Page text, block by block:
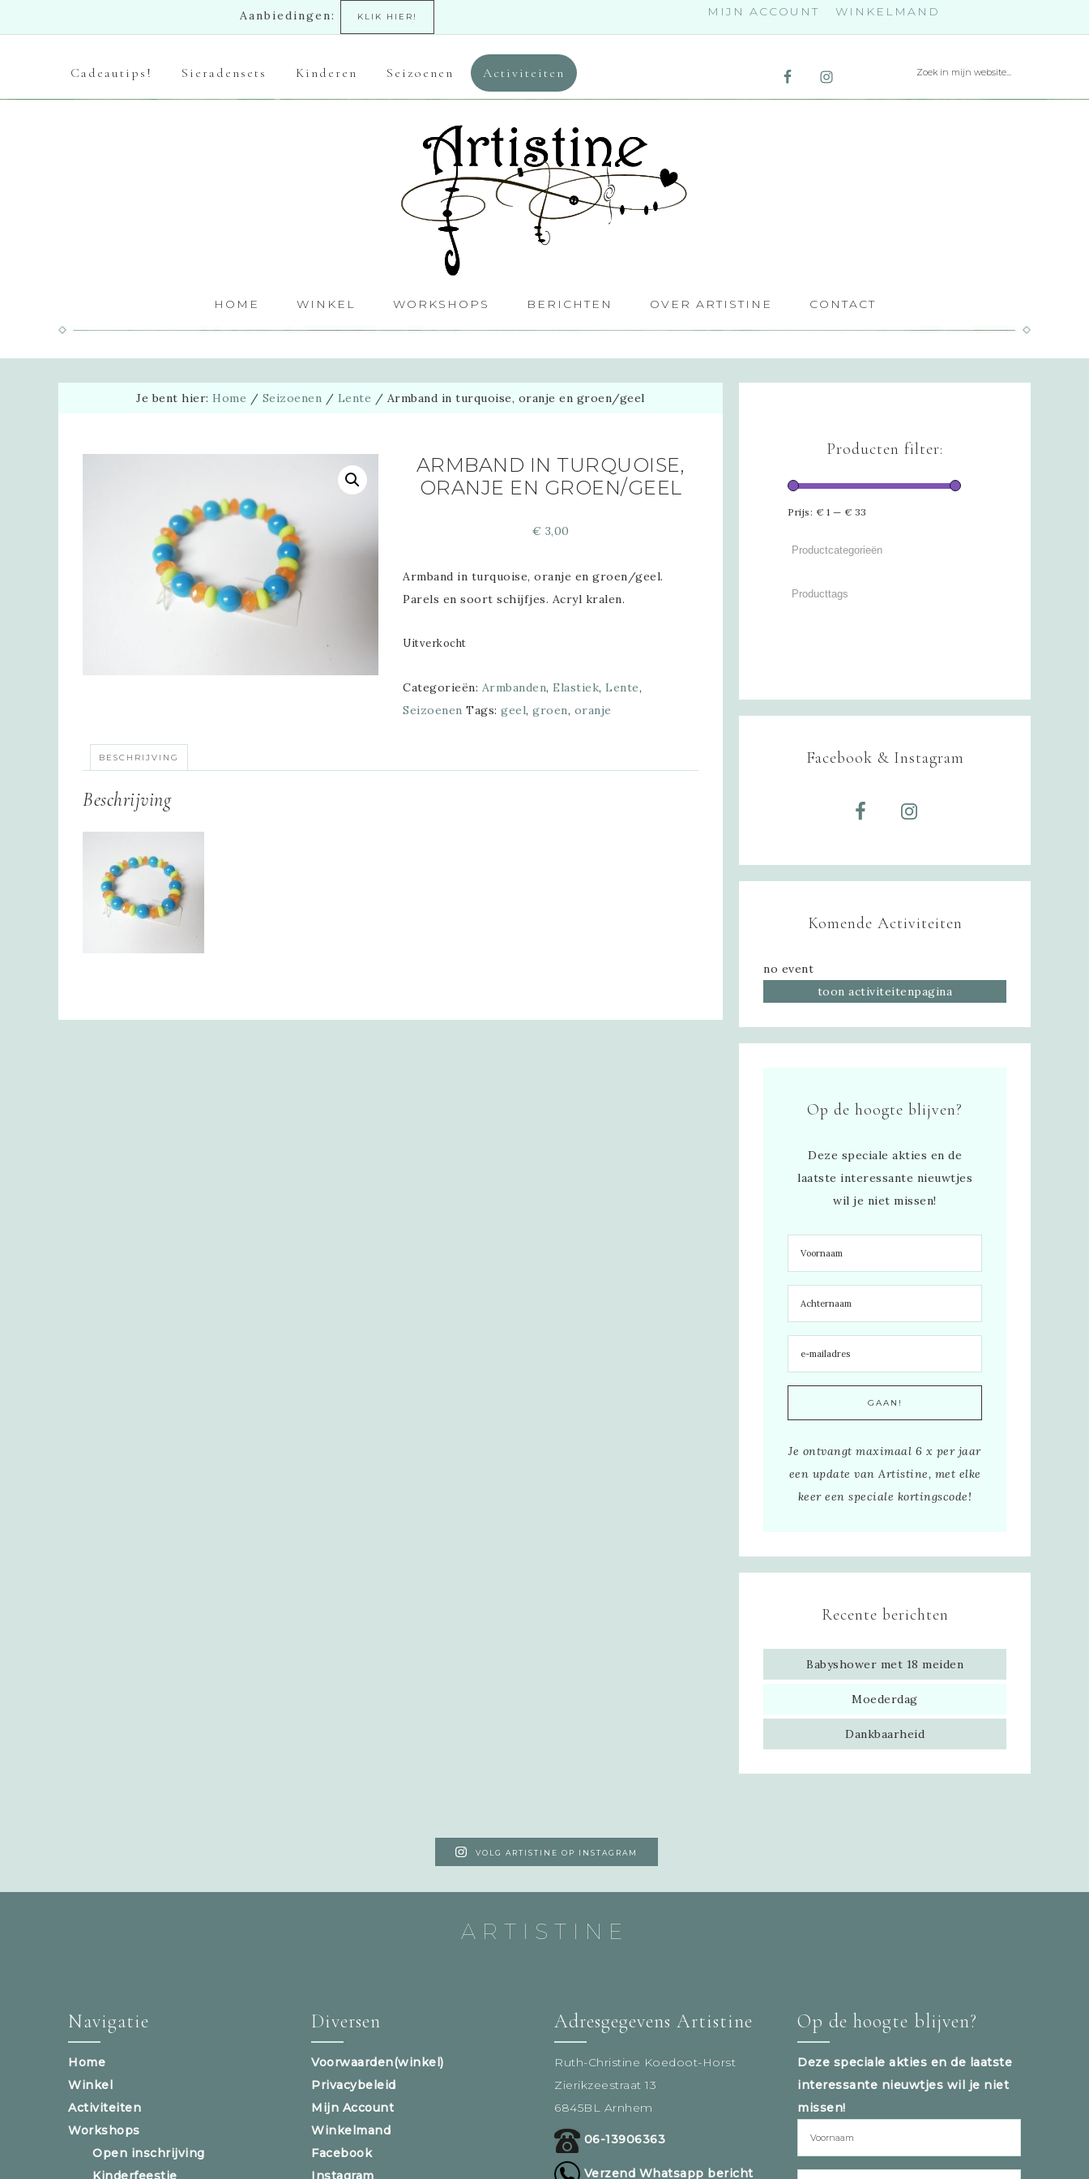
Aanbiedingen: KLIK HIER! MIJN ACCOUNT WINKELMAND
Cadeautips! Sieradensets Kinderen Seizoenen Activiteiten
HOME WINKEL WORKSHOPS BERICHTEN OVER ARTISTINE CONTACT
Je bent hier: Home / Seizoenen / Lente / Armband in turquoise, oranje en groen/geel
ARMBAND IN TURQUOISE,
ORANJE EN GROEN/GEEL
€ 3,00
Armband in turquoise, oranje en groen/geel.
Parels en soort schijfjes. Acryl kralen.
Uitverkocht
Categorieën: Armbanden,Elastiek,Lente,
Seizoenen Tags:geel,groen, oranje
BESCHRIJVING
Beschrijving
Producten filter:
Prijs: € 1 — € 33
Facebook & Instagram
Komende Activiteiten
no event
toon activiteitenpagina
Op de hoogte blijven?
Deze speciale akties en de
laatste interessante nieuwtjes
wil je niet missen!
Je ontvangt maximaal 6 x per jaar
een update van Artistine, met elke
keer een speciale kortingscode!
Recente berichten
Babyshower met 18 meiden
Moederdag
Dankbaarheid
VOLG ARTISTINE OP INSTAGRAM
ARTISTINE
Navigatie
Home
Winkel
Activiteiten
Workshops
Open inschrijving
Kinderfeestje
Diversen
Voorwaarden(winkel)
Privacybeleid
Mijn Account
Winkelmand
Facebook
Instagram
Adresgegevens Artistine
Ruth-Christine Koedoot-Horst
Zierikzeestraat 13
6845BL Arnhem
06-13906363
Verzend Whatsapp bericht
Op de hoogte blijven?
Deze speciale akties en de laatste
interessante nieuwtjes wil je niet
missen!